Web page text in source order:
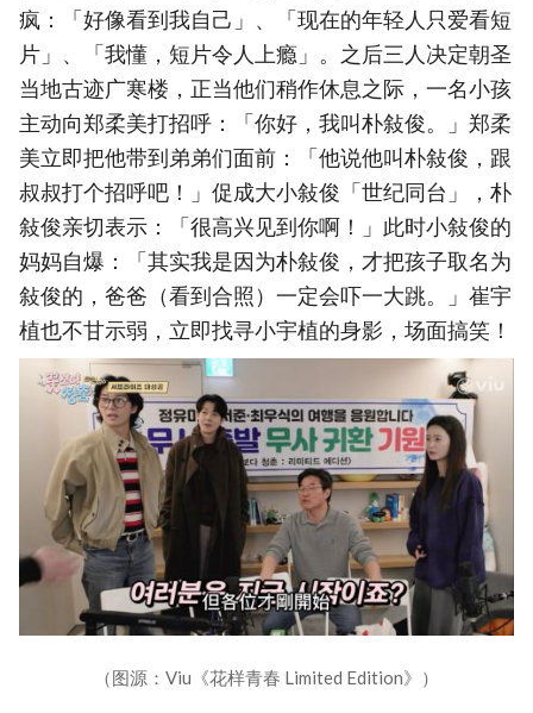
疯：「好像看到我自己」、「现在的年轻人只爱看短
片」、「我懂，短片令人上瘾」。之后三人决定朝圣
当地古迹广寒楼，正当他们稍作休息之际，一名小孩
主动向郑柔美打招呼：「你好，我叫朴敍俊。」郑柔
美立即把他带到弟弟们面前：「他说他叫朴敍俊，跟
叔叔打个招呼吧！」促成大小敍俊「世纪同台」，朴
敍俊亲切表示：「很高兴见到你啊！」此时小敍俊的
妈妈自爆：「其实我是因为朴敍俊，才把孩子取名为
敍俊的，爸爸（看到合照）一定会吓一大跳。」崔宇
植也不甘示弱，立即找寻小宇植的身影，场面搞笑！
（图源：Viu《花样青春 Limited Edition》）